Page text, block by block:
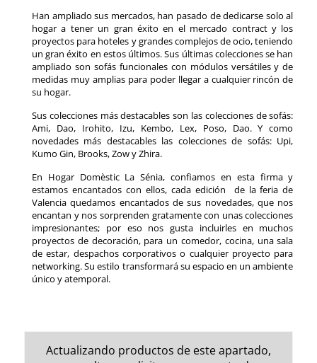
Han ampliado sus mercados, han pasado de dedicarse solo al
hogar a tener un gran éxito en el mercado contract y los
proyectos para hoteles y grandes complejos de ocio, teniendo
un gran éxito en estos últimos. Sus últimas colecciones se han
ampliado son sofás funcionales con módulos versátiles y de
medidas muy amplias para poder llegar a cualquier rincón de
su hogar.
Sus colecciones más destacables son las colecciones de sofás:
Ami, Dao, Irohito, Izu, Kembo, Lex, Poso, Dao. Y como
novedades más destacables las colecciones de sofás: Upi,
Kumo Gin, Brooks, Zow y Zhira.
En Hogar Domèstic La Sénia, confiamos en esta firma y
estamos encantados con ellos, cada edición de la feria de
Valencia quedamos encantados de sus novedades, que nos
encantan y nos sorprenden gratamente con unas colecciones
impresionantes; por eso nos gusta incluirles en muchos
proyectos de decoración, para un comedor, cocina, una sala
de estar, despachos corporativos o cualquier proyecto para
networking. Su estilo transformará su espacio en un ambiente
único y atemporal.
Actualizando productos de este apartado,